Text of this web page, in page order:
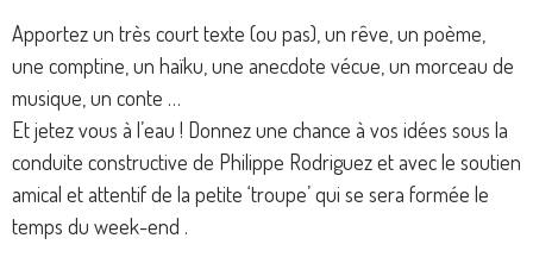
Apportez un très court texte (ou pas), un rêve, un poème,
une comptine, un haïku, une anecdote vécue, un morceau de
musique, un conte …
Et jetez vous à l’eau ! Donnez une chance à vos idées sous la
conduite constructive de Philippe Rodriguez et avec le soutien
amical et attentif de la petite ‘troupe’ qui se sera formée le
temps du week-end .